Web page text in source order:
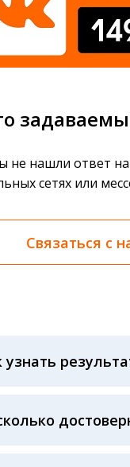
не нашли ответ
сетях или
Связаться с
узнать
при
качества